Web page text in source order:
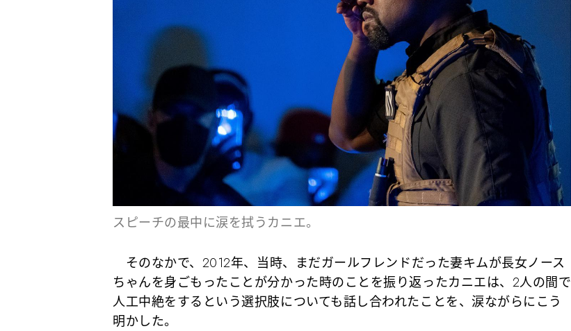
スピーチの最中に涙を拭うカニエ。
そのなかで、2012年、当時、まだガールフレンドだった妻キムが長女ノース
ちゃんを身ごもったことが分かった時のことを振り返ったカニエは、2人の間で
人工中絶をするという選択肢についても話し合われたことを、涙ながらにこう
明かした。